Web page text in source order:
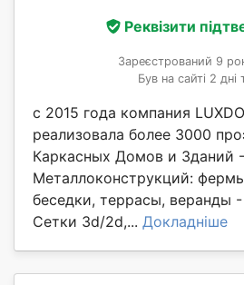
Реквізити
Зареєстрований 9
Був на сайті 2 дні
с 2015 года компания
реализовала более 3000
Каркасных Домов и Зданий
Металлоконструкций:
беседки, террасы, веранды
Сетки 3d/2d,... Докладніше